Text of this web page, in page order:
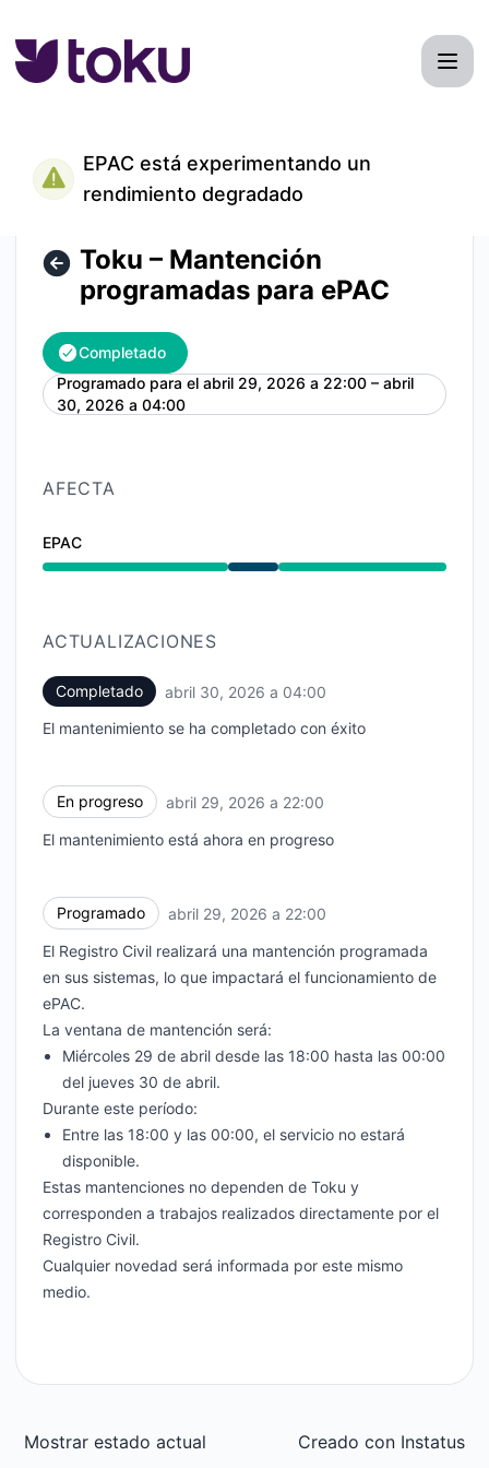
EPAC está experimentando un
rendimiento degradado
Toku – Mantención
programadas para ePAC
Completado
Programado para el abril 29, 2026 a 22:00 – abril
30, 2026 a 04:00
UTC
AFECTA
EPAC
Mantenimiento de 10:00 PM a 4:00 AM
ACTUALIZACIONES
Completado abril 30, 2026 a 04:00
El mantenimiento se ha completado con éxito
En progreso abril 29, 2026 a 22:00
El mantenimiento está ahora en progreso
Programado abril 29, 2026 a 22:00
El Registro Civil realizará una mantención programada
en sus sistemas, lo que impactará el funcionamiento de
ePAC.
La ventana de mantención será:
Miércoles 29 de abril desde las 18:00 hasta las 00:00
del jueves 30 de abril.
Durante este período:
Entre las 18:00 y las 00:00, el servicio no estará
disponible.
Estas mantenciones no dependen de Toku y
corresponden a trabajos realizados directamente por el
Registro Civil.
Cualquier novedad será informada por este mismo
medio.
Mostrar estado actual Creado con Instatus